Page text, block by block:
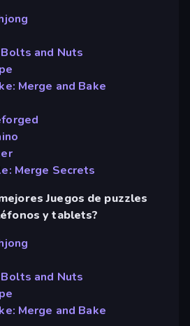
and Nuts
Merge and Bake
Merge Secrets
Juegos de puzzles
y tablets?
and Nuts
Merge and Bake